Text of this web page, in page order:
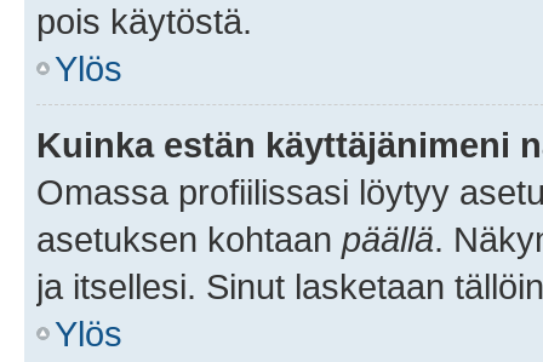
pois käytöstä.
Ylös
Kuinka estän käyttäjänimeni
Omassa profiilissasi löytyy
asetuksen kohtaan päällä.
ja itsellesi. Sinut lasketaan
Ylös